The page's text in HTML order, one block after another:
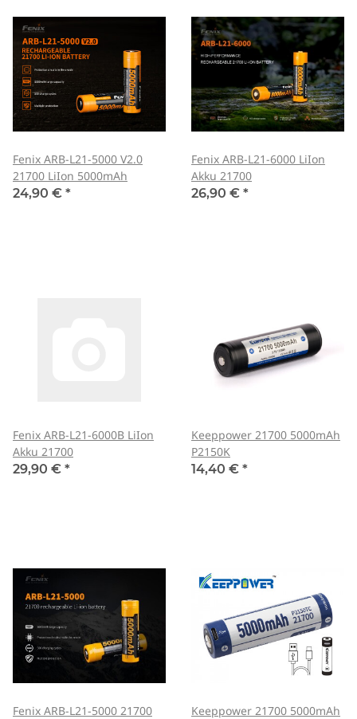
Fenix ARB-L21-5000 V2.0
21700 LiIon 5000mAh
24,90 € *
Fenix ARB-L21-6000 LiIon
Akku 21700
26,90 € *
Fenix ARB-L21-6000B LiIon
Akku 21700
29,90 € *
Keeppower 21700 5000mAh
P2150K
14,40 € *
Fenix ARB-L21-5000 21700
Keeppower 21700 5000mAh